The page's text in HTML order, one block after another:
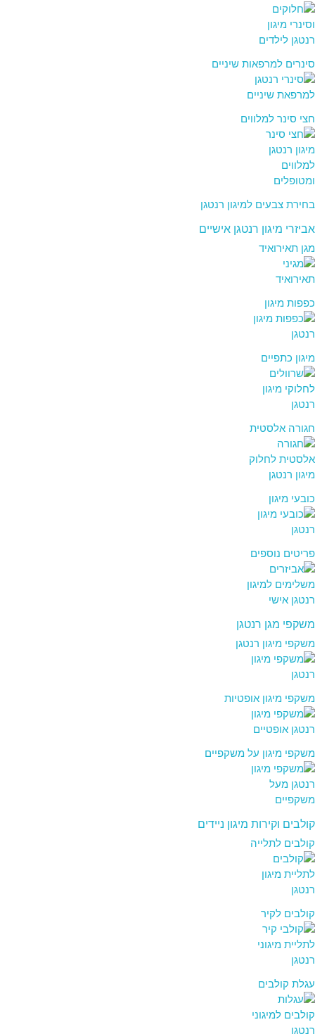
סינרים למרפאות שיניים
חצי סינר למלווים
בחירת צבעים למיגון רנטגן
אביזרי מיגון רנטגן אישיים
מגן תאירואיד
כפפות מיגון
מיגון כתפיים
חגורה אלסטית
כובעי מיגון
פריטים נוספים
משקפי מגן רנטגן
משקפי מיגון רנטגן
משקפי מיגון אופטיות
משקפי מיגון על משקפיים
קולבים וקירות מיגון ניידים
קולבים לתלייה
קולבים לקיר
עגלת קולבים